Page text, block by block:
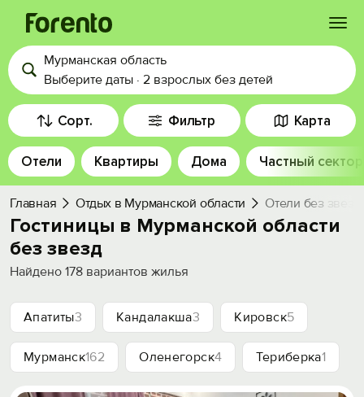
Войти
Избранное
История просмотра
Добавить свой объект
Мурманская область
Выберите даты · 2 взрослых без детей
Сорт. Фильтр Карта
Отели Квартиры Дома Частный сектор
Главная Отдых в Мурманской области Отели без звезд
Гостиницы в Мурманской области
без звезд
Найдено 178 вариантов жилья
Апатиты3 Кандалакша3 Кировск5
Мурманск162 Оленегорск4 Териберка1